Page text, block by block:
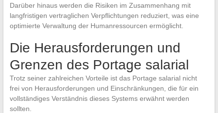
Darüber hinaus werden die Risiken im Zusammenhang mit
langfristigen vertraglichen Verpflichtungen reduziert, was eine
optimierte Verwaltung der Humanressourcen ermöglicht.
Die Herausforderungen und
Grenzen des Portage salarial
Trotz seiner zahlreichen Vorteile ist das Portage salarial nicht
frei von Herausforderungen und Einschränkungen, die für ein
vollständiges Verständnis dieses Systems erwähnt werden
sollten.